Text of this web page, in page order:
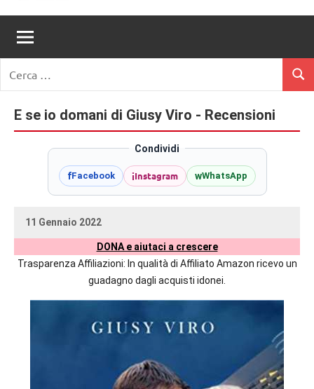
Un
Cuore
Tra
I
Libri
romanzi
romance
e
non
solo.
prossime
editoriali
maggiori
per:
E se io domani di Giusy Viro - Recensioni
Condividi
fFacebook iInstagram wWhatsApp
11 Gennaio 2022
DONA e aiutaci a crescere
Trasparenza Affiliazioni: In qualità di Affiliato Amazon ricevo un
guadagno dagli acquisti idonei.